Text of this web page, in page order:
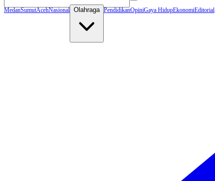
MedanSumutAcehNasional Olahraga PendidikanOpiniGaya HidupEkonomiEditorial